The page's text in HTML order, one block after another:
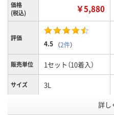
価格
(税込)
￥5,880
評価
4.5 （2件）
販売単位 1セット（10着入）
サイズ 3L
詳し